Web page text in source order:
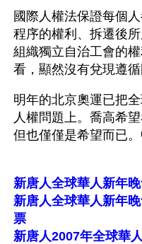
國際人權法保證每個
程序的權利、拆遷後
組織獨立自治工會的
看，顯然沒有兌現遵循
明年的北京奧運已把
人權問題上。喬高希
但也僅僅是希望而已
新唐人全球華人新年
新唐人全球華人新年
票
新唐人2007年全球華